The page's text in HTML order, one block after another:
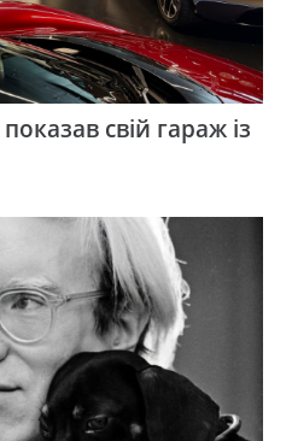
свій гараж із